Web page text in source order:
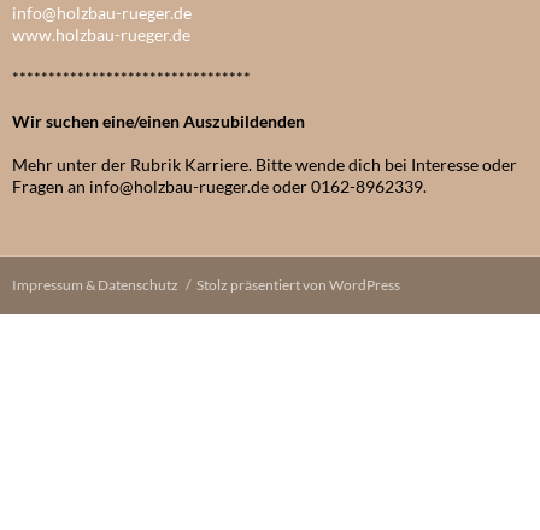
info@holzbau-rueger.de
www.holzbau-rueger.de
*********************************
Wir suchen eine/einen Auszubildenden
Mehr unter der Rubrik Karriere. Bitte wende dich bei Interesse oder
Fragen an info@holzbau-rueger.de oder 0162-8962339.
Impressum & Datenschutz Stolz präsentiert von WordPress